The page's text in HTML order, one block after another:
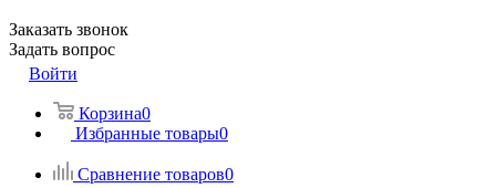
Заказать звонок
Задать вопрос
Войти
Корзина0
Избранные товары0
Сравнение товаров0